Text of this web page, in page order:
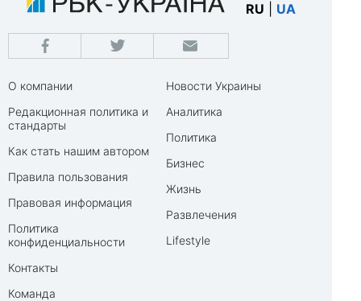
RU UA
О компании
Редакционная политика и
стандарты
Как стать нашим автором
Правила пользования
Правовая информация
Политика
конфиденциальности
Контакты
Команда
Новости Украины
Аналитика
Политика
Бизнес
Жизнь
Развлечения
Lifestyle